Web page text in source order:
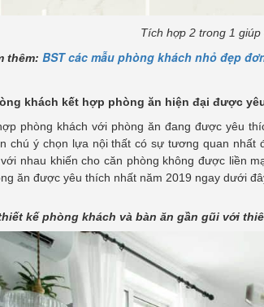
Tích hợp 2 trong 1
thêm: BST các mẫu phòng khách nhỏ đẹp
khách kết hợp phòng ăn hiện đại được
phòng khách với phòng ăn đang được yêu
chú ý chọn lựa nội thất có sự tương quan
nhau khiến cho căn phòng không được liền
ăn được yêu thích nhất năm 2019 ngay dưới
kế phòng khách và bàn ăn gần gũi với